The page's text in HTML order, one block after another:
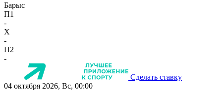
Барыс
П1
-
X
-
П2
-
Сделать ставку
04 октября 2026, Вс, 00:00